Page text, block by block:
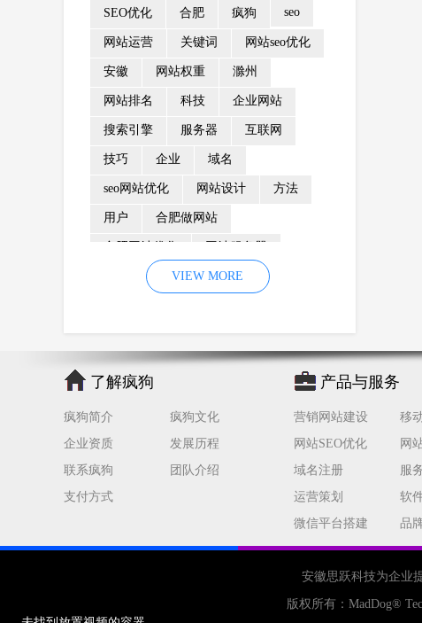
SEO优化 合肥 疯狗 seo
网站运营 关键词 网站seo优化
安徽 网站权重 滁州
网站排名 科技 企业网站
搜索引擎 服务器 互联网
技巧 企业 域名
seo网站优化 网站设计 方法
用户 合肥做网站
优化 网站降权
企业网站建设 效果 页面
网络营销 因素 网络公司
网站流量
百度优化 网站收录
网站seo 专业
VIEW MORE
了解疯狗
疯狗简介
疯狗文化
企业资质
发展历程
联系疯狗
团队介绍
支付方式
产品与服务
营销网站建设
移
网站SEO优化
网
域名注册
服
运营策划
软
微信平台搭建
品
安徽思跃科技为企业
版权所有： MadDog®